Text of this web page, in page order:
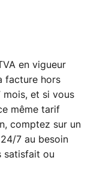
en vigueur
facture hors
et si vous
même tarif
comptez sur un
7 au besoin
satisfait ou